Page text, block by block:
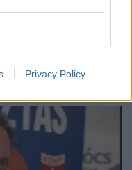
Privacy Policy
a ceglédi
ki a
is előfordult
vonalon, így...